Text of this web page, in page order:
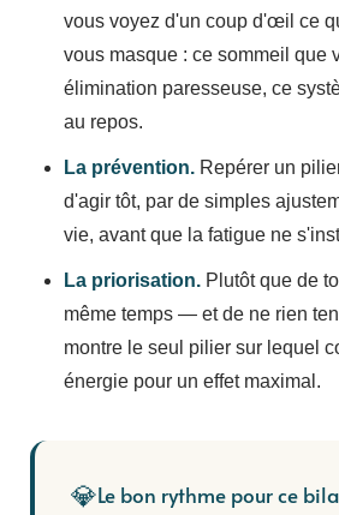
vous voyez d'un coup d'œil ce
vous masque : ce sommeil que
élimination paresseuse, ce
au repos.
La prévention. Repérer un
d'agir tôt, par de simples
vie, avant que la fatigue ne
La priorisation. Plutôt que de
même temps — et de ne rien
montre le seul pilier sur lequel
énergie pour un effet maximal.
💎Le bon rythme pour ce